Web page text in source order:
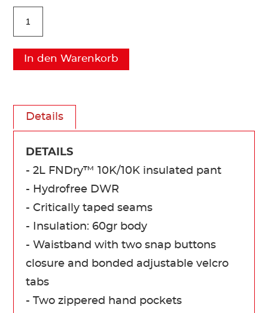
In den Warenkorb
Details
DETAILS
- 2L FNDry™ 10K/10K insulated pant
- Hydrofree DWR
- Critically taped seams
- Insulation: 60gr body
- Waistband with two snap buttons
closure and bonded adjustable velcro
tabs
- Two zippered hand pockets